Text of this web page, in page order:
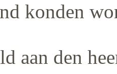
konden
aan den